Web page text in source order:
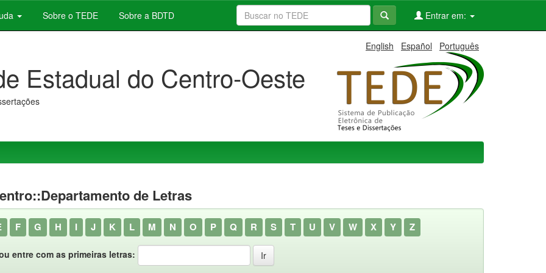
Sobre o TEDE Sobre a BDTD Entrar em:
English Español Português
Estadual do Centro-Oeste
de Letras
F G H I J K L M N O P Q R S T U V W X Y Z
entre com as primeiras letras: